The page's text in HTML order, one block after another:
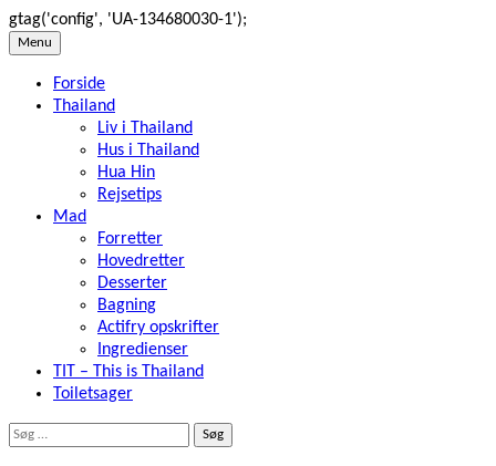
gtag('config', 'UA-134680030-1');
Skip
content
Menu
Forside
Thailand
Liv i Thailand
Hus i Thailand
Hua Hin
Rejsetips
Mad
Forretter
Hovedretter
Desserter
Bagning
Actifry opskrifter
Ingredienser
TIT – This is Thailand
Toiletsager
Søg